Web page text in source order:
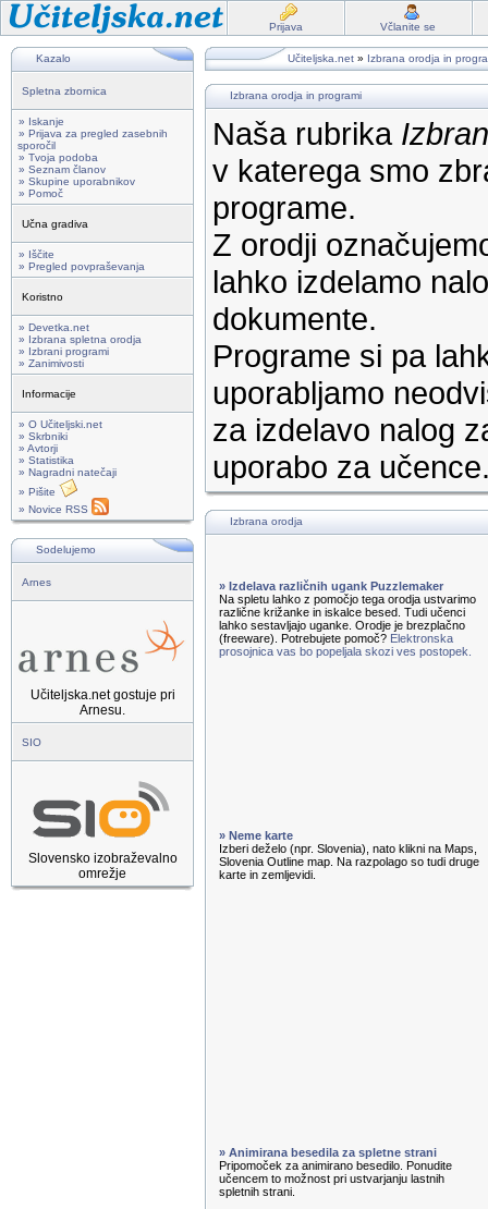
Prijava Včlanite se
Kazalo
Spletna zbornica
» Iskanje
» Prijava za pregled zasebnih
sporočil
» Tvoja podoba
» Seznam članov
» Skupine uporabnikov
» Pomoč
Učna gradiva
» Iščite
» Pregled povpraševanja
Koristno
» Devetka.net
» Izbrana spletna orodja
» Izbrani programi
» Zanimivosti
Informacije
» O Učiteljski.net
» Skrbniki
» Avtorji
» Statistika
» Nagradni natečaji
» Pišite
» Novice RSS
Sodelujemo
Arnes
Učiteljska.net gostuje pri
Arnesu.
SIO
Slovensko izobraževalno
omrežje
Učiteljska.net » Izbrana orodja in
Izbrana orodja in programi
Naša rubrika
v katerega smo
programe.
Z orodji
lahko izdelamo
dokumente.
Programe si pa
uporabljamo
za izdelavo nalog
uporabo za
Izbrana orodja
» Izdelava različnih ugank Puzzlemaker
Na spletu lahko z pomočjo tega orodja ustvarimo
različne križanke in iskalce besed. Tudi učenci
lahko sestavljajo uganke. Orodje je brezplačno
(freeware). Potrebujete pomoč? Elektronska
prosojnica vas bo popeljala skozi ves postopek.
» Neme karte
Izberi deželo (npr. Slovenia), nato klikni na Maps,
Slovenia Outline map. Na razpolago so tudi druge
karte in zemljevidi.
» Animirana besedila za spletne strani
Pripomoček za animirano besedilo. Ponudite
učencem to možnost pri ustvarjanju lastnih
spletnih strani.